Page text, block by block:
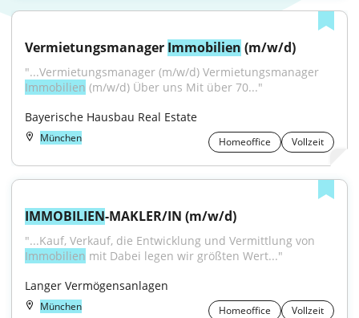
Vermietungsmanager Immobilien (m/w/d)
Immobilien (m/w/d) Über uns Mit über 70..."
Bayerische Hausbau Real Estate
München Homeoffice Vollzeit
IMMOBILIEN-MAKLER/IN (m/w/d)
Immobilien mit Dabei legen wir größten Wert..."
Langer Vermögensanlagen
München Homeoffice Vollzeit